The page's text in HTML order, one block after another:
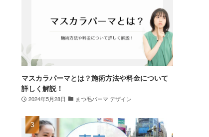
マスカラパーマとは？施術方法や料金について
詳しく解説！
2024年5月28日 まつ毛パーマ デザイン